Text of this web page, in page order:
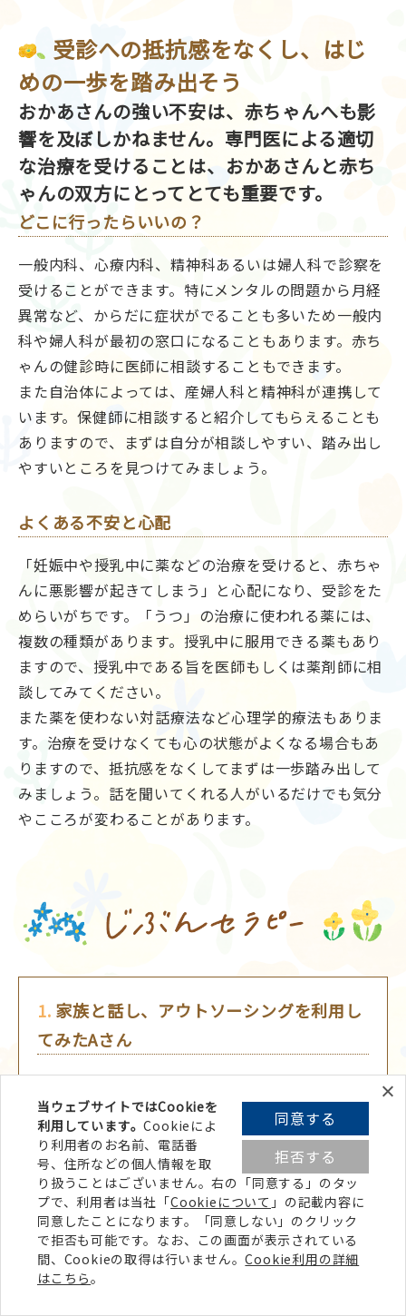
同意する
拒否する
当ウェブサイトではCookieを
利用しています。Cookieによ
り利用者のお名前、電話番
号、住所などの個人情報を取
り扱うことはございません。右の「同意する」のタッ
プで、利用者は当社「Cookieについて 」の記載内容に
同意したことになります。「同意しない」のクリック
で拒否も可能です。なお、この画面が表示されている
間、Cookieの取得は行いません。Cookie利用の詳細
はこちら。
受診への抵抗感をなくし、はじ
めの一歩を踏み出そう
おかあさんの強い不安は、赤ちゃんへも影
響を及ぼしかねません。専門医による適切
な治療を受けることは、おかあさんと赤ち
ゃんの双方にとってとても重要です。
どこに行ったらいいの？
一般内科、心療内科、精神科あるいは婦人科で診察を
受けることができます。特にメンタルの問題から月経
異常など、からだに症状がでることも多いため一般内
科や婦人科が最初の窓口になることもあります。赤ち
ゃんの健診時に医師に相談することもできます。
また自治体によっては、産婦人科と精神科が連携して
います。保健師に相談すると紹介してもらえることも
ありますので、まずは自分が相談しやすい、踏み出し
やすいところを見つけてみましょう。
よくある不安と心配
「妊娠中や授乳中に薬などの治療を受けると、赤ちゃ
んに悪影響が起きてしまう」と心配になり、受診をた
めらいがちです。「うつ」の治療に使われる薬には、
複数の種類があります。授乳中に服用できる薬もあり
ますので、授乳中である旨を医師もしくは薬剤師に相
談してみてください。
また薬を使わない対話療法など心理学的療法もありま
す。治療を受けなくても心の状態がよくなる場合もあ
りますので、抵抗感をなくしてまずは一歩踏み出して
みましょう。話を聞いてくれる人がいるだけでも気分
やこころが変わることがあります。
1. 家族と話し、アウトソーシングを利用し
てみたAさん
家族と話しあい、週1回ベビーシッターに来ても
らうことにした。美容院に行ったり、外食をし
たり気分転換の時間をつくることができた。ベ
ビーシッターに子育ての相談もできて、育児を
楽しいと感じられるようになった。